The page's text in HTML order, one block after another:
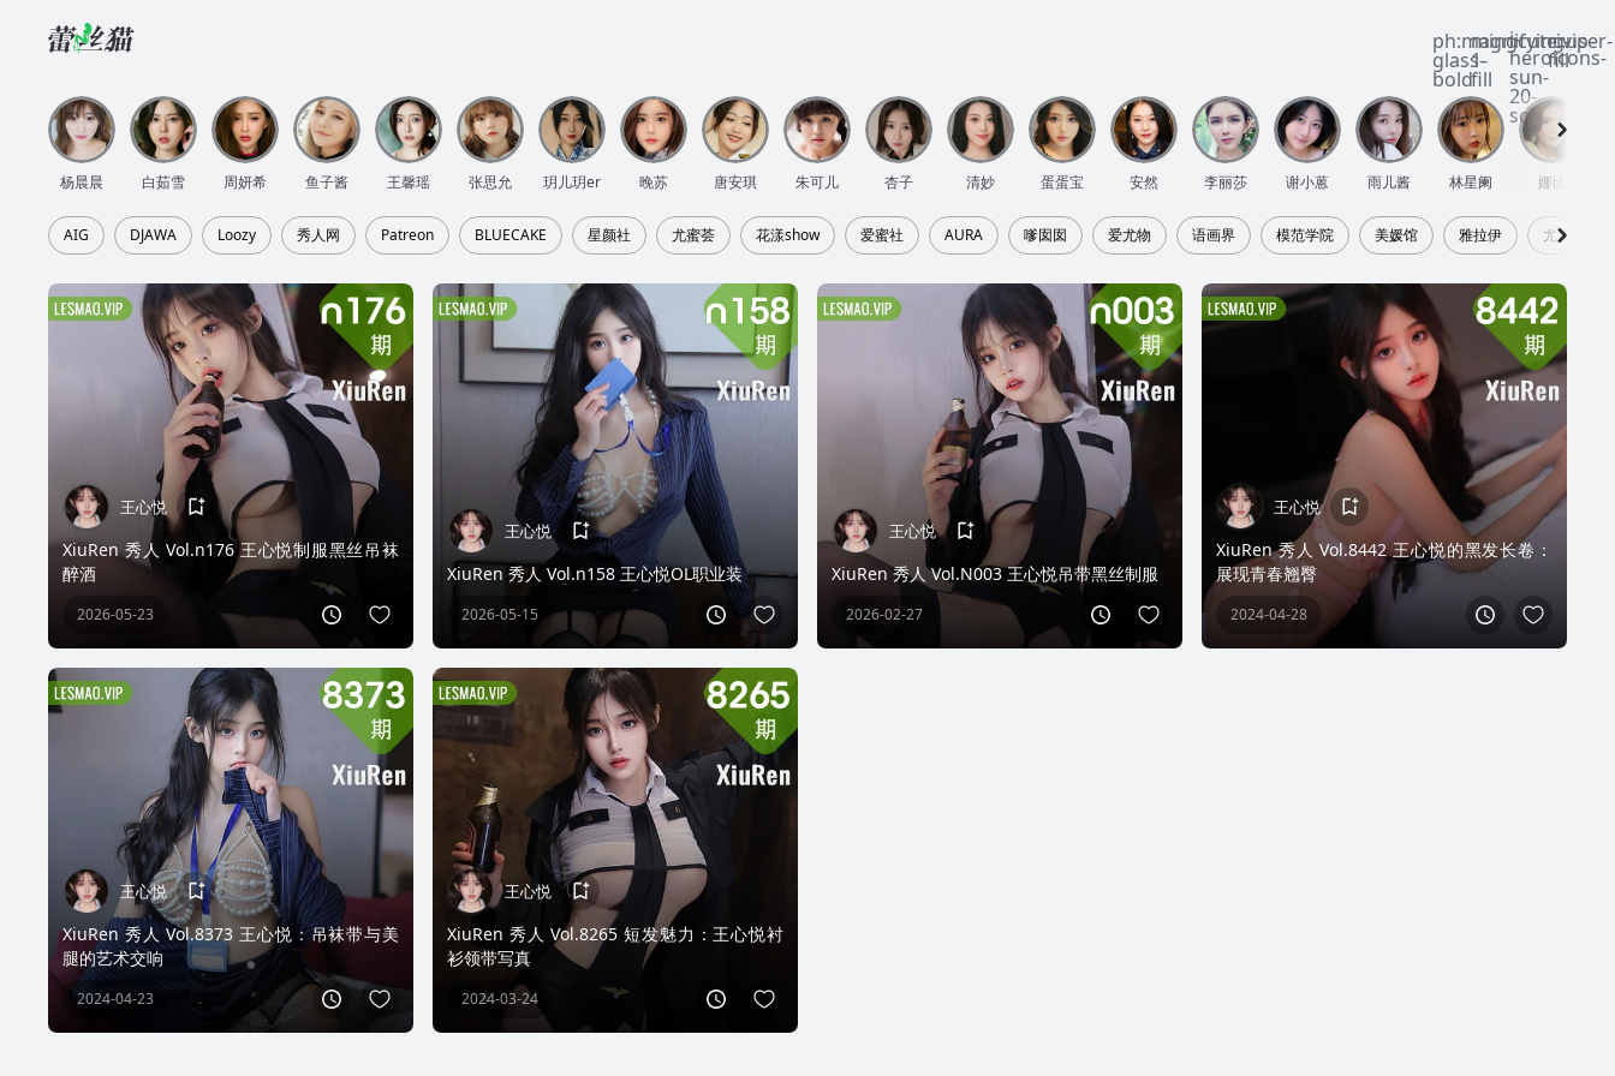
ph:magnifying-
glass-
bold
mingcute:vip-
1-
fill
i-
heroicons-
sun-
20-
solid
ri:user-
fill
杨晨晨 白茹雪 周妍希 鱼子酱 王馨瑶 张思允 玥儿玥er 晚苏 唐安琪 朱可儿 杏子 清妙 蛋蛋宝 安然 李丽莎 谢小蒽 雨儿酱 林星阑 娜比
AIG DJAWA Loozy 秀人网 Patreon BLUECAKE 星颜社 尤蜜荟 花漾show 爱蜜社 AURA 嗲囡囡 爱尤物 语画界 模范学院 美媛馆 雅拉伊 尤美
王心悦
XiuRen 秀人 Vol.n176 王心悦制服黑丝吊袜
醉酒
2026-05-23
王心悦
XiuRen 秀人 Vol.n158 王心悦OL职业装
2026-05-15
王心悦
XiuRen 秀人 Vol.N003 王心悦吊带黑丝制服
2026-02-27
王心悦
XiuRen 秀人 Vol.8442 王心悦的黑发长卷：
展现青春翘臀
2024-04-28
王心悦
XiuRen 秀人 Vol.8373 王心悦：吊袜带与美
腿的艺术交响
2024-04-23
王心悦
XiuRen 秀人 Vol.8265 短发魅力：王心悦衬
衫领带写真
2024-03-24